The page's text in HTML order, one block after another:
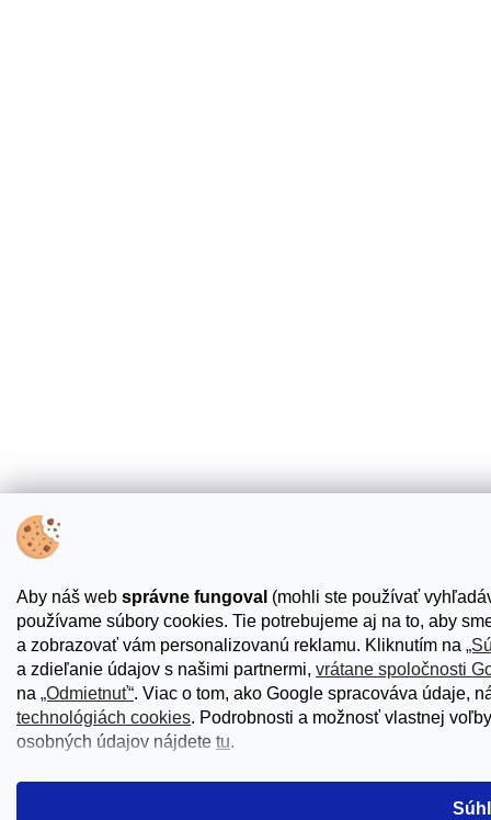
Aby náš web správne fungoval (mohli ste používať
používame súbory cookies. Tie potrebujeme aj na to, aby
a zobrazovať vám personalizovanú reklamu. Kliknutím na
a zdieľanie údajov s našimi partnermi, vrátane spoločnosti
na „Odmietnuť“. Viac o tom, ako Google spracováva údaje,
technológiách cookies. Podrobnosti a možnosť vlastnej
osobných údajov nájdete tu.